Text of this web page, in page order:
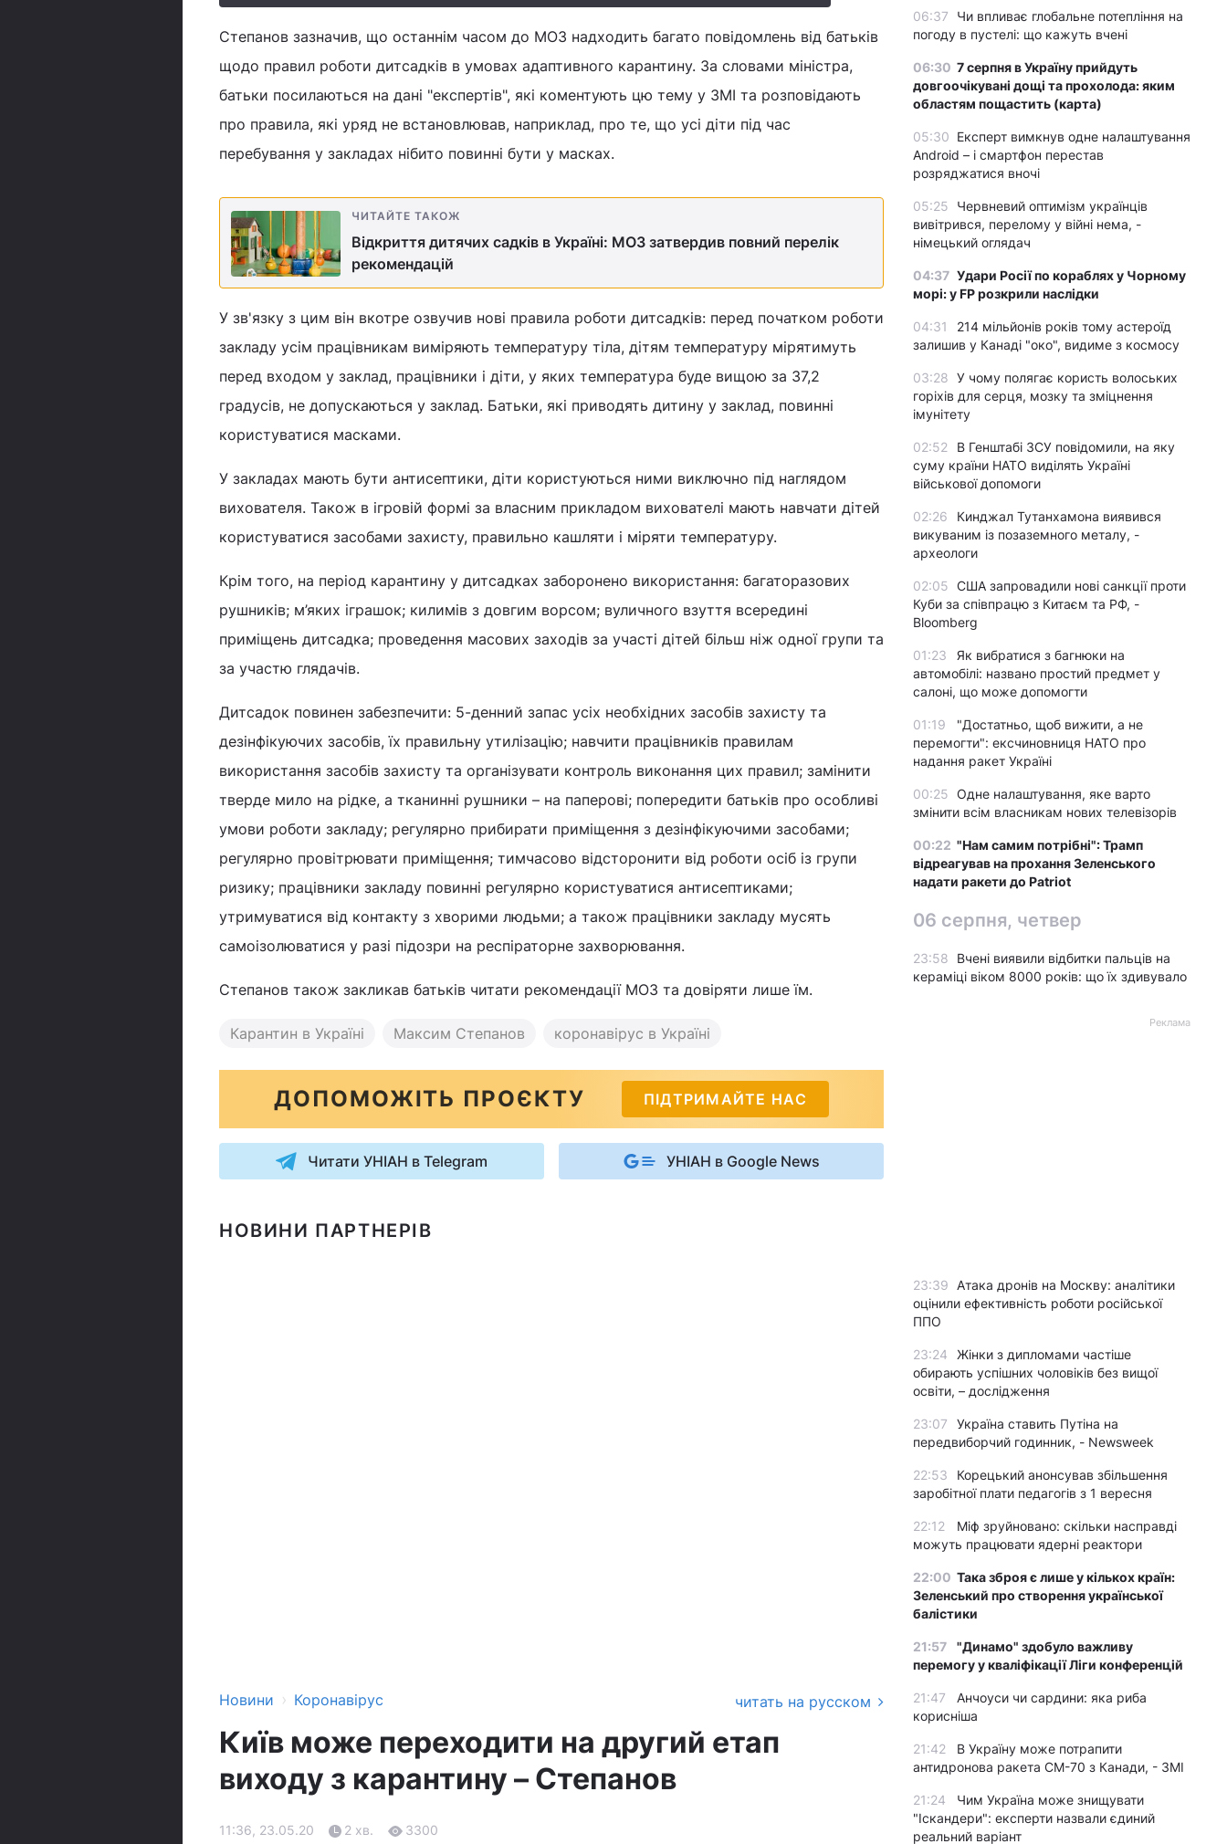
Степанов зазначив, що останнім часом до МОЗ надходить багато повідомлень від батьків
щодо правил роботи дитсадків в умовах адаптивного карантину. За словами міністра,
батьки посилаються на дані "експертів", які коментують цю тему у ЗМІ та розповідають
про правила, які уряд не встановлював, наприклад, про те, що усі діти під час
перебування у закладах нібито повинні бути у масках.
ЧИТАЙТЕ ТАКОЖ
Відкриття дитячих садків в Україні: МОЗ затвердив повний перелік
рекомендацій
У зв'язку з цим він вкотре озвучив нові правила роботи дитсадків: перед початком роботи
закладу усім працівникам виміряють температуру тіла, дітям температуру мірятимуть
перед входом у заклад, працівники і діти, у яких температура буде вищою за 37,2
градусів, не допускаються у заклад. Батьки, які приводять дитину у заклад, повинні
користуватися масками.
У закладах мають бути антисептики, діти користуються ними виключно під наглядом
вихователя. Також в ігровій формі за власним прикладом вихователі мають навчати дітей
користуватися засобами захисту, правильно кашляти і міряти температуру.
Крім того, на період карантину у дитсадках заборонено використання: багаторазових
рушників; м’яких іграшок; килимів з довгим ворсом; вуличного взуття всередині
приміщень дитсадка; проведення масових заходів за участі дітей більш ніж одної групи та
за участю глядачів.
Дитсадок повинен забезпечити: 5-денний запас усіх необхідних засобів захисту та
дезінфікуючих засобів, їх правильну утилізацію; навчити працівників правилам
використання засобів захисту та організувати контроль виконання цих правил; замінити
тверде мило на рідке, а тканинні рушники – на паперові; попередити батьків про особливі
умови роботи закладу; регулярно прибирати приміщення з дезінфікуючими засобами;
регулярно провітрювати приміщення; тимчасово відсторонити від роботи осіб із групи
ризику; працівники закладу повинні регулярно користуватися антисептиками;
утримуватися від контакту з хворими людьми; а також працівники закладу мусять
самоізолюватися у разі підозри на респіраторне захворювання.
Степанов також закликав батьків читати рекомендації МОЗ та довіряти лише їм.
Карантин в Україні Максим Степанов коронавірус в Україні
ДОПОМОЖІТЬ ПРОЄКТУ ПІДТРИМАЙТЕ НАС
Читати УНІАН в Telegram УНІАН в Google News
НОВИНИ ПАРТНЕРІВ
Новини › Коронавірус читать на русском
Київ може переходити на другий етап
виходу з карантину – Степанов
11:36, 23.05.20 2 хв. 3300
06:37
Чи впливає глобальне потепління на
погоду в пустелі: що кажуть вчені
06:30 7 серпня в Україну прийдуть
довгоочікувані дощі та прохолода: яким
областям пощастить (карта)
05:30 Експерт вимкнув одне налаштування
Android – і смартфон перестав
розряджатися вночі
05:25
Червневий оптимізм українців
вивітрився, перелому у війні нема, -
німецький оглядач
04:37 Удари Росії по кораблях у Чорному
морі: у FP розкрили наслідки
04:31
214 мільйонів років тому астероїд
залишив у Канаді "око", видиме з космосу
03:28 У чому полягає користь волоських
горіхів для серця, мозку та зміцнення
імунітету
02:52
В Генштабі ЗСУ повідомили, на яку
суму країни НАТО виділять Україні
військової допомоги
02:26
Кинджал Тутанхамона виявився
викуваним із позаземного металу, -
археологи
02:05 США запровадили нові санкції проти
Куби за співпрацю з Китаєм та РФ, -
Bloomberg
01:23
Як вибратися з багнюки на
автомобілі: названо простий предмет у
салоні, що може допомогти
01:19
"Достатньо, щоб вижити, а не
перемогти": ексчиновниця НАТО про
надання ракет Україні
00:25 Одне налаштування, яке варто
змінити всім власникам нових телевізорів
00:22 "Нам самим потрібні": Трамп
відреагував на прохання Зеленського
надати ракети до Patriot
06 серпня, четвер
23:58
Вчені виявили відбитки пальців на
кераміці віком 8000 років: що їх здивувало
Реклама
23:39
Атака дронів на Москву: аналітики
оцінили ефективність роботи російської
ППО
23:24
Жінки з дипломами частіше
обирають успішних чоловіків без вищої
освіти, – дослідження
23:07
Україна ставить Путіна на
передвиборчий годинник, - Newsweek
22:53
Корецький анонсував збільшення
заробітної плати педагогів з 1 вересня
22:12
Міф зруйновано: скільки насправді
можуть працювати ядерні реактори
22:00 Така зброя є лише у кількох країн:
Зеленський про створення української
балістики
21:57
"Динамо" здобуло важливу
перемогу у кваліфікації Ліги конференцій
21:47
Анчоуси чи сардини: яка риба
корисніша
21:42
В Україну може потрапити
антидронова ракета CM-70 з Канади, - ЗМІ
21:24
Чим Україна може знищувати
"Іскандери": експерти назвали єдиний
реальний варіант